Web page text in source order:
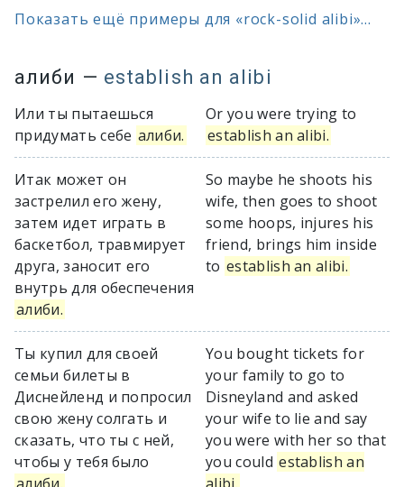
Показать ещё примеры для «rock-solid alibi»...
алиби — establish an alibi
Или ты пытаешься
придумать себе алиби.
Or you were trying to
establish an alibi.
Итак может он
застрелил его жену,
затем идет играть в
баскетбол, травмирует
друга, заносит его
внутрь для обеспечения
алиби.
So maybe he shoots his
wife, then goes to shoot
some hoops, injures his
friend, brings him inside
to establish an alibi.
Ты купил для своей
семьи билеты в
Диснейленд и попросил
свою жену солгать и
сказать, что ты с ней,
чтобы у тебя было
You bought tickets for
your family to go to
Disneyland and asked
your wife to lie and say
you were with her so that
you could establish an